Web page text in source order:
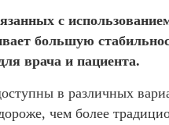
с
большую
врача и пациента.
в различных
чем более